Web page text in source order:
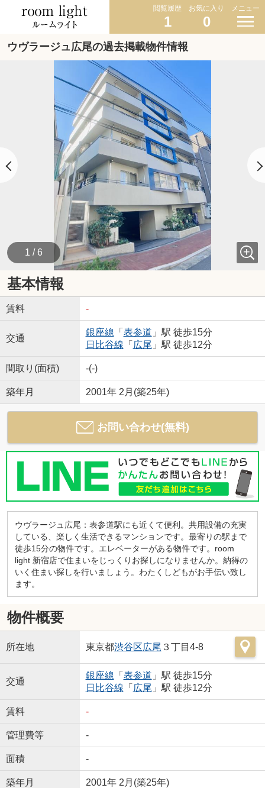
閲覧履歴
1
お気に入り
0
メニュー
ウヴラージュ広尾の過去掲載物件情報
1 / 6
基本情報
賃料 -
交通
銀座線 「 表参道 」駅 徒歩15分
日比谷線 「 広尾 」駅 徒歩12分
間取り(面積) -(-)
築年月 2001年 2月(築25年)
お問い合わせ(無料)
ウヴラージュ広尾：表参道駅にも近くて便利。共用設備の充実
している、楽しく生活できるマンションです。最寄りの駅まで
徒歩15分の物件です。エレベーターがある物件です。room
light 新宿店で住まいをじっくりお探しになりませんか。納得の
いく住まい探しを行いましょう。わたくしどもがお手伝い致し
ます。
物件概要
所在地 東京都渋谷区広尾 ３丁目4-8
交通
銀座線 「 表参道 」駅 徒歩15分
日比谷線 「 広尾 」駅 徒歩12分
賃料 -
管理費等 -
面積 -
築年月 2001年 2月(築25年)